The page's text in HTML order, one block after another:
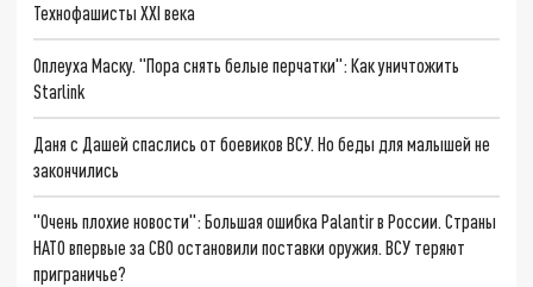
Технофашисты XXI века
Оплеуха Маску. "Пора снять белые перчатки": Как уничтожить
Starlink
Даня с Дашей спаслись от боевиков ВСУ. Но беды для малышей не
закончились
"Очень плохие новости": Большая ошибка Palantir в России. Страны
НАТО впервые за СВО остановили поставки оружия. ВСУ теряют
приграничье?